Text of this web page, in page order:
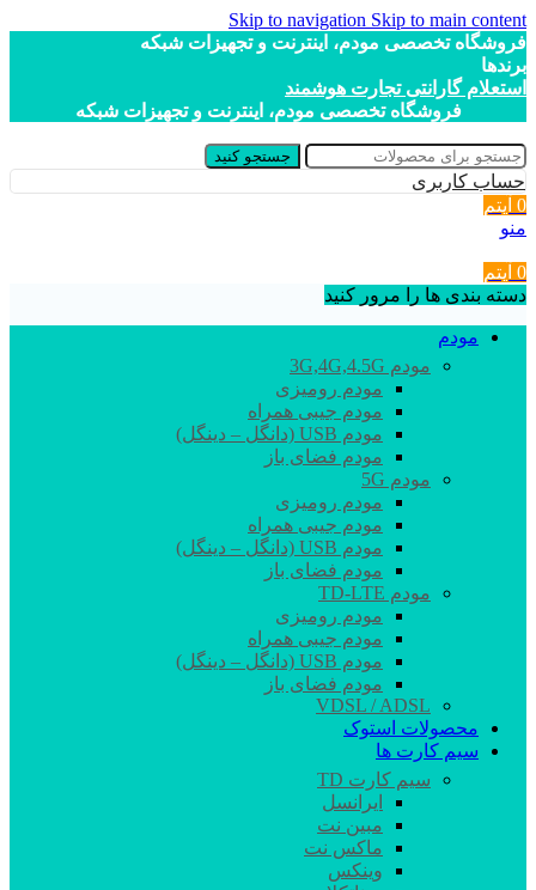
Skip to navigation Skip to main content
فروشگاه تخصصی مودم، اینترنت و تجهیزات شبکه
برندها
استعلام گارانتی تجارت هوشمند
فروشگاه تخصصی مودم، اینترنت و تجهیزات شبکه
جستجو کنید
حساب کاربری
0 آیتم
منو
0 آیتم
دسته بندی ها را مرور کنید
مودم
مودم 3G,4G,4.5G
مودم رومیزی
مودم جیبی همراه
مودم USB (دانگل – دینگل)
مودم فضای باز
مودم 5G
مودم رومیزی
مودم جیبی همراه
مودم USB (دانگل – دینگل)
مودم فضای باز
مودم TD-LTE
مودم رومیزی
مودم جیبی همراه
مودم USB (دانگل – دینگل)
مودم فضای باز
VDSL / ADSL
محصولات استوک
سیم کارت ها
سیم کارت TD
ایرانسل
مبین نت
ماکس نت
وینکس